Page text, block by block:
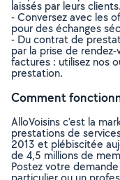
laissés par leurs clients.
- Conversez avec les
pour des échanges
- Du contrat de
par la prise de
factures : utilisez nos
prestation.
Comment
AlloVoisins c’est la
prestations de
2013 et plébiscitée
de 4,5 millions de
Postez votre